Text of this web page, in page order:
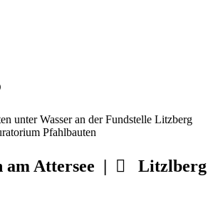
unter Wasser an der Fundstelle Litzberg
Pfahlbauten
am Attersee | 
Litzlberg